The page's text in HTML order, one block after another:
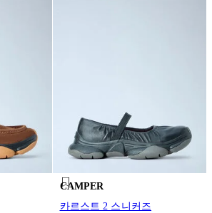
CAMPER
카르스트 2 스니커즈